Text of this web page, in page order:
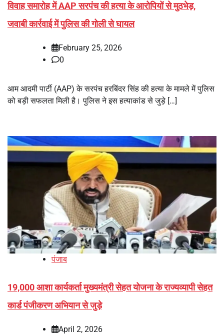
विवाह समारोह में AAP सरपंच की हत्या के आरोपियों से मुठभेड़,
जवाबी कार्रवाई में पुलिस की गोली से घायल
February 25, 2026
0
आम आदमी पार्टी (AAP) के सरपंच हरबिंदर सिंह की हत्या के मामले में पुलिस
को बड़ी सफलता मिली है। पुलिस ने इस हत्याकांड से जुड़े […]
पंजाब
19,000 आशा कार्यकर्ता मुख्यमंत्री सेहत योजना के राज्यव्यापी सेहत
कार्ड पंजीकरण अभियान से जुड़े
April 2, 2026